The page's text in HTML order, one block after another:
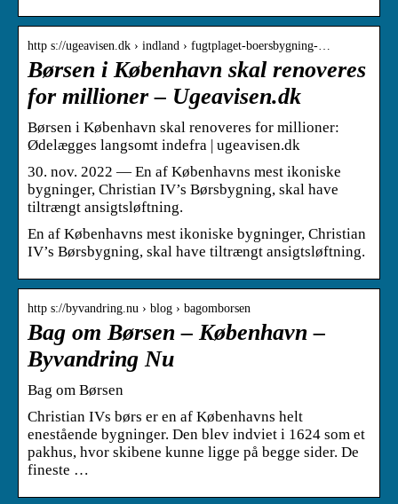
http s://ugeavisen.dk › indland › fugtplaget-boersbygning-…
Børsen i København skal renoveres
for millioner – Ugeavisen.dk
Børsen i København skal renoveres for millioner:
Ødelægges langsomt indefra | ugeavisen.dk
30. nov. 2022 — En af Københavns mest ikoniske
bygninger, Christian IV’s Børsbygning, skal have
tiltrængt ansigtsløftning.
En af Københavns mest ikoniske bygninger, Christian
IV’s Børsbygning, skal have tiltrængt ansigtsløftning.
http s://byvandring.nu › blog › bagomborsen
Bag om Børsen – København –
Byvandring Nu
Bag om Børsen
Christian IVs børs er en af Københavns helt
enestående bygninger. Den blev indviet i 1624 som et
pakhus, hvor skibene kunne ligge på begge sider. De
fineste …